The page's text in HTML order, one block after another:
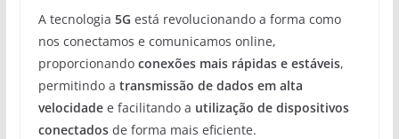
A tecnologia 5G está revolucionando a forma como
nos conectamos e comunicamos online,
proporcionando conexões mais rápidas e estáveis,
permitindo a transmissão de dados em alta
velocidadee facilitando a utilização de dispositivos
conectadosde forma mais eficiente.